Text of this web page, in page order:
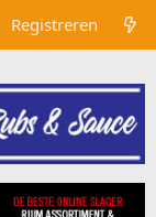
Registreren